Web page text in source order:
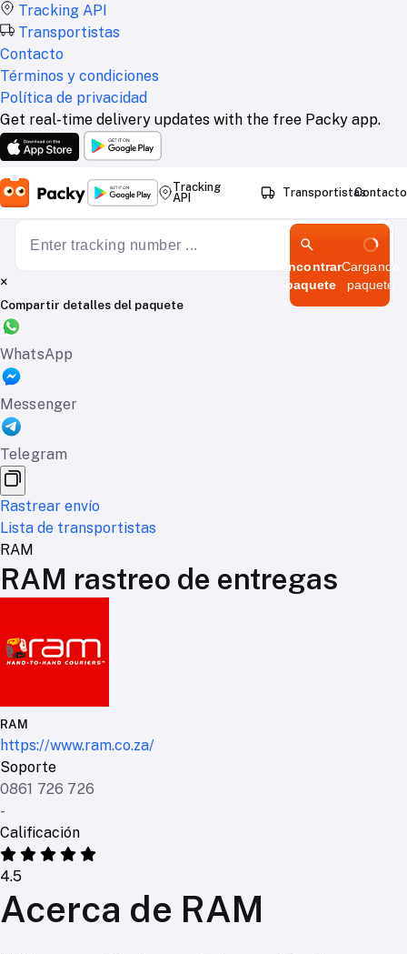
Tracking API
Transportistas
Contacto
Términos y condiciones
Política de privacidad
Get real-time delivery updates with the free Packy app.
Tracking
API
TransportistasContacto
Encontrar
paquete
Cargando
paquete
×
Compartir detalles del paquete
WhatsApp
Messenger
Telegram
Rastrear envío
Lista de transportistas
RAM
RAM rastreo de entregas
RAM
https://www.ram.co.za/
Soporte
0861 726 726
-
Calificación
4.5
Acerca de RAM